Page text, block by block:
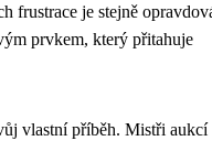
frustrace je stejně
prvkem, který přitahuje
vlastní příběh. Mistři aukcí